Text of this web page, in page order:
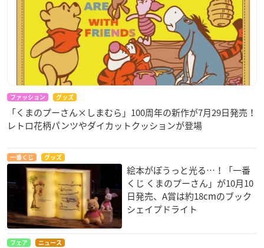
ファッション グッズ
「くまのプーさん×しまむら」100周年の新作が7月29日発売！
レトロ花柄パンツやダイカットクッションが登場
一番くじ グッズ
絵本がぽうっと光る…！「一番
くじ くまのプーさん」が10月10
日発売、A賞は約18cmのブック
シェイプドライト
フェア ニュース